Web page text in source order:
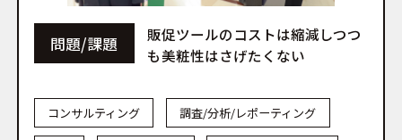
問題/課題
販促ツールのコストは縮減しつつ
も美粧性はさげたくない
コンサルティング 調査/分析/レポーティング